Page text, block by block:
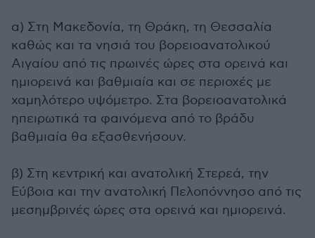
α) Στη Μακεδονία, τη Θράκη, τη Θεσσαλία
καθώς και τα νησιά του βορειοανατολικού
Αιγαίου από τις πρωινές ώρες στα ορεινά και
ημιορεινά και βαθμιαία και σε περιοχές με
χαμηλότερο υψόμετρο. Στα βορειοανατολικά
ηπειρωτικά τα φαινόμενα από το βράδυ
βαθμιαία θα εξασθενήσουν.
β) Στη κεντρική και ανατολική Στερεά, την
Εύβοια και την ανατολική Πελοπόννησο από τις
μεσημβρινές ώρες στα ορεινά και ημιορεινά.